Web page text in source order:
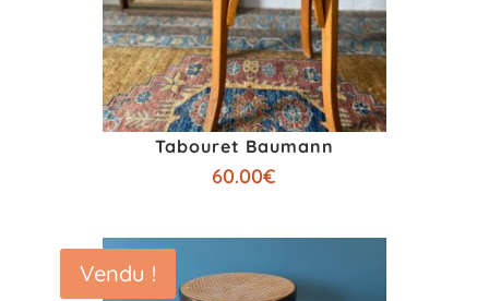
Tabouret Baumann
60.00€
Vendu !